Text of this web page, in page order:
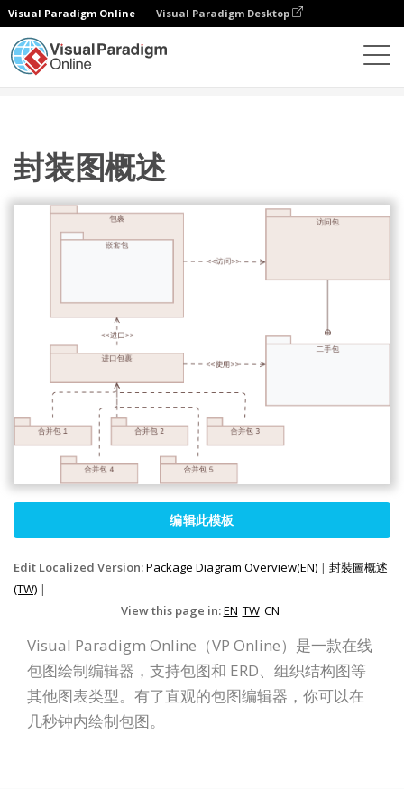
Visual Paradigm Online Visual Paradigm Desktop
封装图概述
编辑此模板
Edit Localized Version:Package Diagram Overview(EN) | 封裝圖概述
(TW) |
View this page in:EN TW CN
Visual Paradigm Online（VP Online）是一款在线
包图绘制编辑器，支持包图和 ERD、组织结构图等
其他图表类型。有了直观的包图编辑器，你可以在
几秒钟内绘制包图。